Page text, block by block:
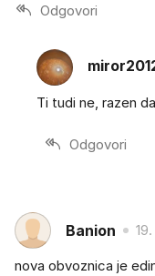
Odgovori
Ti tudi ne, razen
Odgovori
Banion
nova obvoznica je